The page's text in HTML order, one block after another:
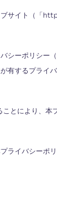
ブサイト（「
シーポリシー
有するプライ
とにより、本
イバシーポリ